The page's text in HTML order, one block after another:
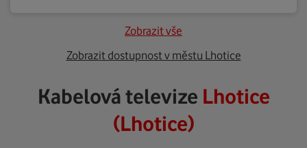
Zobrazit vše
Zobrazit dostupnost v městu Lhotice
Kabelová televize Lhotice
(Lhotice)